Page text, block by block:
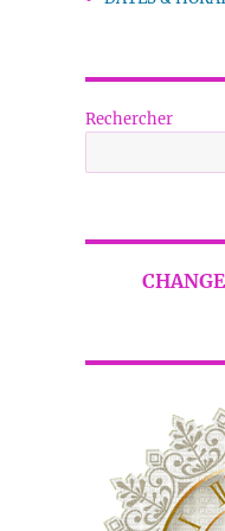
Rechercher